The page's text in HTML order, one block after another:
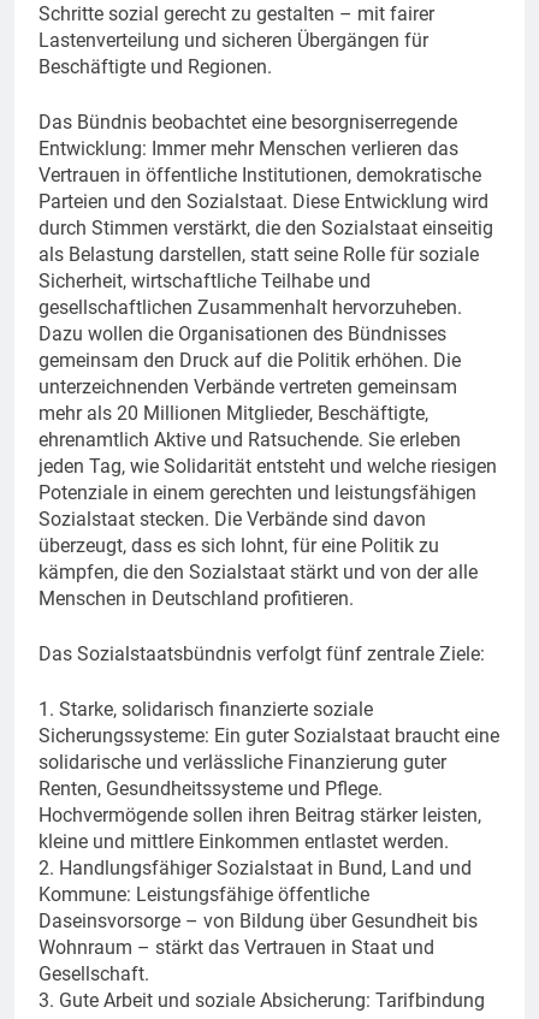
Schritte sozial gerecht zu gestalten – mit fairer
Lastenverteilung und sicheren Übergängen für
Beschäftigte und Regionen.
Das Bündnis beobachtet eine besorgniserregende
Entwicklung: Immer mehr Menschen verlieren das
Vertrauen in öffentliche Institutionen, demokratische
Parteien und den Sozialstaat. Diese Entwicklung wird
durch Stimmen verstärkt, die den Sozialstaat einseitig
als Belastung darstellen, statt seine Rolle für soziale
Sicherheit, wirtschaftliche Teilhabe und
gesellschaftlichen Zusammenhalt hervorzuheben.
Dazu wollen die Organisationen des Bündnisses
gemeinsam den Druck auf die Politik erhöhen. Die
unterzeichnenden Verbände vertreten gemeinsam
mehr als 20 Millionen Mitglieder, Beschäftigte,
ehrenamtlich Aktive und Ratsuchende. Sie erleben
jeden Tag, wie Solidarität entsteht und welche riesigen
Potenziale in einem gerechten und leistungsfähigen
Sozialstaat stecken. Die Verbände sind davon
überzeugt, dass es sich lohnt, für eine Politik zu
kämpfen, die den Sozialstaat stärkt und von der alle
Menschen in Deutschland profitieren.
Das Sozialstaatsbündnis verfolgt fünf zentrale Ziele:
1. Starke, solidarisch finanzierte soziale
Sicherungssysteme: Ein guter Sozialstaat braucht eine
solidarische und verlässliche Finanzierung guter
Renten, Gesundheitssysteme und Pflege.
Hochvermögende sollen ihren Beitrag stärker leisten,
kleine und mittlere Einkommen entlastet werden.
2. Handlungsfähiger Sozialstaat in Bund, Land und
Kommune: Leistungsfähige öffentliche
Daseinsvorsorge – von Bildung über Gesundheit bis
Wohnraum – stärkt das Vertrauen in Staat und
Gesellschaft.
3. Gute Arbeit und soziale Absicherung: Tarifbindung